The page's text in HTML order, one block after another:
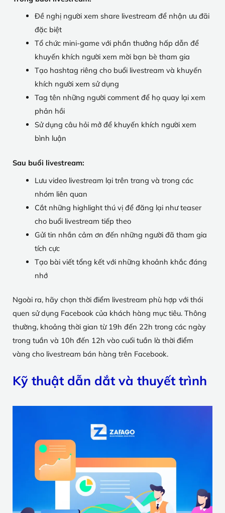
Đề nghị người xem share livestream để nhận ưu đãi
đặc biệt
Tổ chức mini-game với phần thưởng hấp dẫn để
khuyến khích người xem mời bạn bè tham gia
Tạo hashtag riêng cho buổi livestream và khuyến
khích người xem sử dụng
Tag tên những người comment để họ quay lại xem
phản hồi
Sử dụng câu hỏi mở để khuyến khích người xem
bình luận
Sau buổi livestream:
Lưu video livestream lại trên trang và trong các
nhóm liên quan
Cắt những highlight thú vị để đăng lại như teaser
cho buổi livestream tiếp theo
Gửi tin nhắn cảm ơn đến những người đã tham gia
tích cực
Tạo bài viết tổng kết với những khoảnh khắc đáng
nhớ
Ngoài ra, hãy chọn thời điểm livestream phù hợp với thói
quen sử dụng Facebook của khách hàng mục tiêu. Thông
thường, khoảng thời gian từ 19h đến 22h trong các ngày
trong tuần và 10h đến 12h vào cuối tuần là thời điểm
vàng cho livestream bán hàng trên Facebook.
Kỹ thuật dẫn dắt và thuyết trình